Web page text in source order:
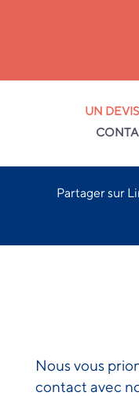
UN
Partager sur
Nous vous
contact avec